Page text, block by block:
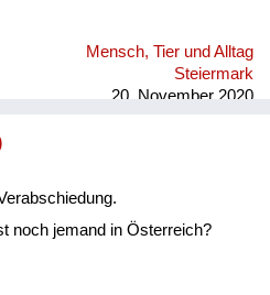
Mensch, Tier und Alltag
Steiermark
20. November 2020
noch jemand in Österreich?